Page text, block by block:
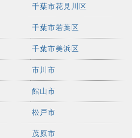
千葉市花見川区
千葉市若葉区
千葉市美浜区
市川市
館山市
松戸市
茂原市